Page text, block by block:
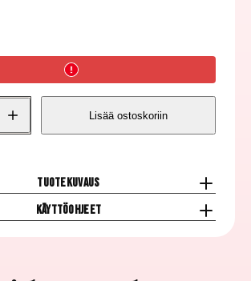
Milv
2D
Lisää ostoskoriin
Tuotekuvaus
Käyttöohjeet